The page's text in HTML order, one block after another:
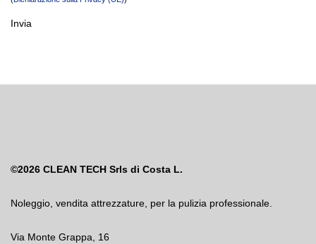
Invia
©2026 CLEAN TECH Srls di Costa L.
Noleggio vendita attrezzature per la pulizia professionale.
Via Monte Grappa, 16